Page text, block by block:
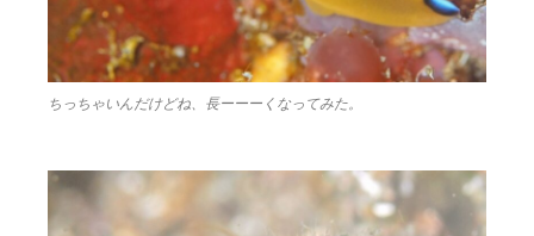
ちっちゃいんだけどね、長ーーーくなってみた。